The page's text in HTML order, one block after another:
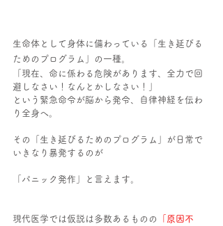
生命体として身体に備わっている「生き延びる
ためのプログラム」の一種。
「現在、命に係わる危険があります、全力で回
避しなさい！なんとかしなさい！」
という緊急命令が脳から発令、自律神経を伝わ
り全身へ。
その「生き延びるためのプログラム」が日常で
いきなり暴発するのが
「パニック発作」と言えます。
現代医学では仮説は多数あるものの
「原因不